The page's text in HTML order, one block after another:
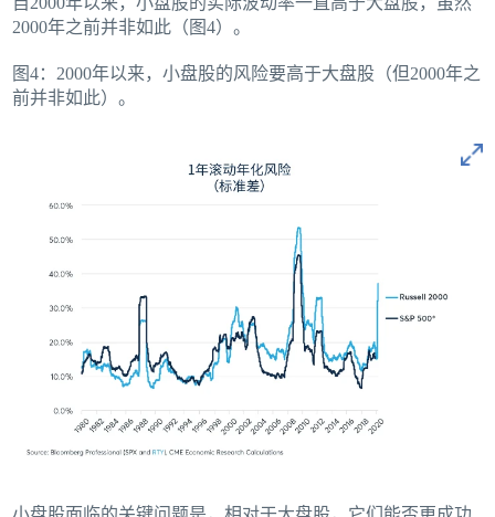
2000年之前并非如此（图4）。
图4：2000年以来，小盘股的风险要高于大盘股（但2000年之
前并非如此）。